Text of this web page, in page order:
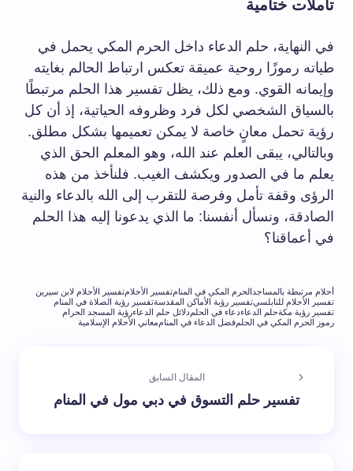
تأملات ختامية
في النهاية، حلم الدعاء داخل الحرم المكي يحمل في
طياته رموزًا روحية عميقة تعكس ارتباط الحالم بغايته
وإيمانه القوي. ومع ذلك، يظل تفسير هذا الحلم مرتبطًا
بالسياق الشخصي لكل فرد وظروفه الحياتية، إذ أن كل
رؤية تحمل معانٍ خاصة لا يمكن تعميمها بشكل مطلق.
وبالتالي، يبقى العلم عند الله، وهو المعلم الحق الذي
يعلم ما في الصدور ويكشف الغيب. فلنأخذ من هذه
الرؤى وقفة تأمل وفرصة للتقرب إلى الله بالدعاء والنية
الصادقة، ونسأل أنفسنا: ما الذي يدعونا إليه هذا الحلم
في أعماقنا؟
أحلام مرتبطة بالمساجد الحرم المكي في المنامتفسير الأحلامتفسير الأحلام لابن سيرين
تفسير الأحلام للنابلسيتفسير رؤية الأماكن المقدسةتفسير رؤية الصلاة في المنام
تفسير رؤية مكةحلم الدعاءدعاء في الحلمدلائل حلم الدعاءرؤية المسجد الحرام
رموز الحرم المكي في الحلمفضل الدعاء في المناممعاني الأحلام الإسلامية
المقال السابق
تفسير حلم التسوق في دبي مول في المنام